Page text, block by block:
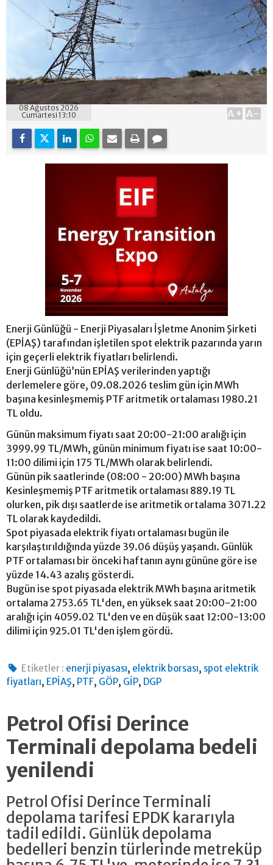
08 Ağustos 2026
Cumartesi 13:10
A+ A-
Enerji Günlüğü - Enerji Piyasaları İşletme Anonim Şirketi
(EPİAŞ) tarafından işletilen spot elektrik pazarında yarın
için geçerli elektrik fiyatları belirlendi.
Enerji Günlüğü’nün EPİAŞ verilerinden yaptığı
derlemelere göre, 09.08.2026 teslim gün için MWh
başına kesinleşmemiş PTF aritmetik ortalaması 1980.21
TL oldu.
Günün maksimum fiyatı saat 20:00-21:00 aralığı için
3999.99 TL/MWh, günün minimum fiyatı ise saat 10:00-
11:00 dilimi için 175 TL/MWh olarak belirlendi.
Günün pik saatlerinde (08:00 - 20:00) MWh başına
Kesinleşmemiş PTF aritmetik ortalaması 889.19 TL
olurken, pik dışı saatlerde ise aritmetik ortalama 3071.22
TL olarak kaydedildi.
Spot piyasada elektrik fiyatı ortalaması bugün ile
karşılaştırıldığında yüzde 39.06 düşüş yaşandı. Günlük
PTF ortalaması bir önceki haftanın aynı gününe göre ise
yüzde 14.43 azalış gösterdi.
Bugün ise spot piyasada elektrik MWh başına aritmetik
ortalama 2753.65 TL'den, en yüksek saat 20:00-21:00
aralığı için 4059.02 TL'den ve en düşük saat 12:00-13:00
dilimi için 925.01 TL'den işlem gördü.
Etiketler : enerji piyasası, elektrik borsası, spot elektrik
fiyatları, EPİAŞ, PTF, GÖP, GİP, DGP
Petrol Ofisi Derince
Terminali depolama bedeli
yenilendi
Petrol Ofisi Derince Terminali
depolama tarifesi EPDK kararıyla
tadil edildi. Günlük depolama
bedelleri benzin türlerinde metreküp